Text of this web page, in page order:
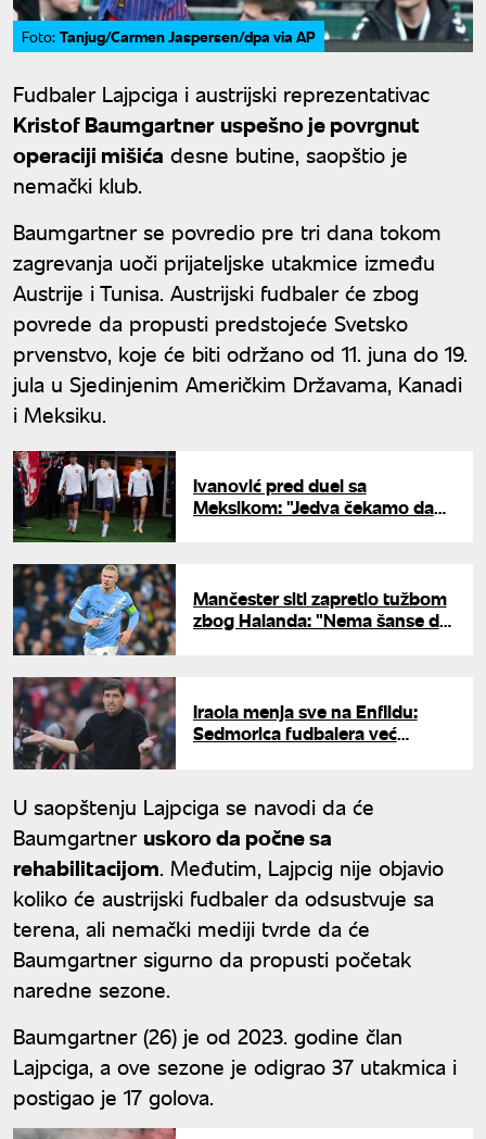
Foto: Tanjug/Carmen Jaspersen/dpa via AP
Fudbaler Lajpciga i austrijski reprezentativac
Kristof Baumgartner uspešno je povrgnut
operaciji mišića desne butine, saopštio je
nemački klub.
Baumgartner se povredio pre tri dana tokom
zagrevanja uoči prijateljske utakmice između
Austrije i Tunisa. Austrijski fudbaler će zbog
povrede da propusti predstojeće Svetsko
prvenstvo, koje će biti održano od 11. juna do 19.
jula u Sjedinjenim Američkim Državama, Kanadi
i Meksiku.
Ivanović pred duel sa
Meksikom: "Jedva čekamo da
Mančester siti zapretio tužbom
zbog Halanda: "Nema šanse da
Iraola menja sve na Enfildu:
Sedmorica fudbalera već
U saopštenju Lajpciga se navodi da će
Baumgartner uskoro da počne sa
rehabilitacijom. Međutim, Lajpcig nije objavio
koliko će austrijski fudbaler da odsustvuje sa
terena, ali nemački mediji tvrde da će
Baumgartner sigurno da propusti početak
naredne sezone.
Baumgartner (26) je od 2023. godine član
Lajpciga, a ove sezone je odigrao 37 utakmica i
postigao je 17 golova.